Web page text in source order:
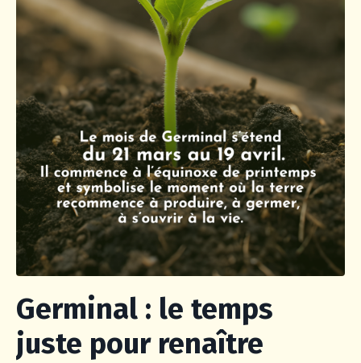
Germinal : le temps
juste pour renaître